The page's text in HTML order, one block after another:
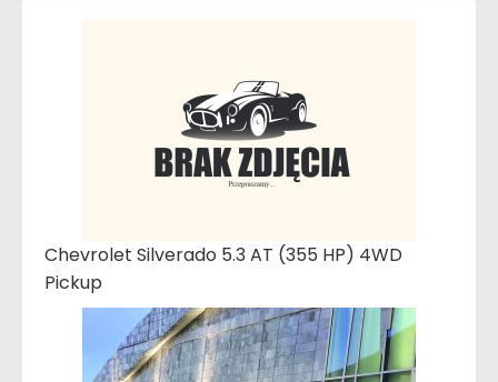
Chevrolet Silverado 5.3 AT (355 HP) 4WD
Pickup